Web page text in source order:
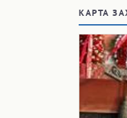
КАРТА